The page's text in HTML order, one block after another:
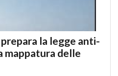
la legge anti-
mappatura delle